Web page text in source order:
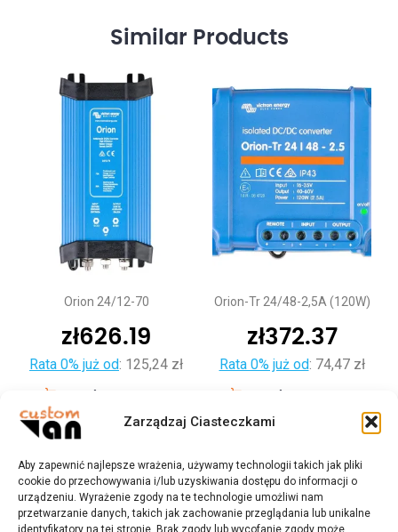
Zarządzaj Ciasteczkami
Aby zapewnić najlepsze wrażenia, używamy technologii takich jak pliki
cookie do przechowywania i/lub uzyskiwania dostępu do informacji o
urządzeniu. Wyrażenie zgody na te technologie umożliwi nam
przetwarzanie danych, takich jak zachowanie przeglądania lub unikalne
identyfikatory na tej stronie. Brak zgody lub wycofanie zgody może
Similar Products
Orion 24/12-70
zł626.19
Rata 0% już od: 125,24 zł
Orion-Tr 24/48-2,5A (120W)
zł372.37
Rata 0% już od: 74,47 zł